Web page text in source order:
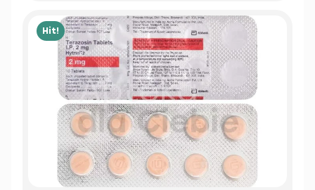
Hit!